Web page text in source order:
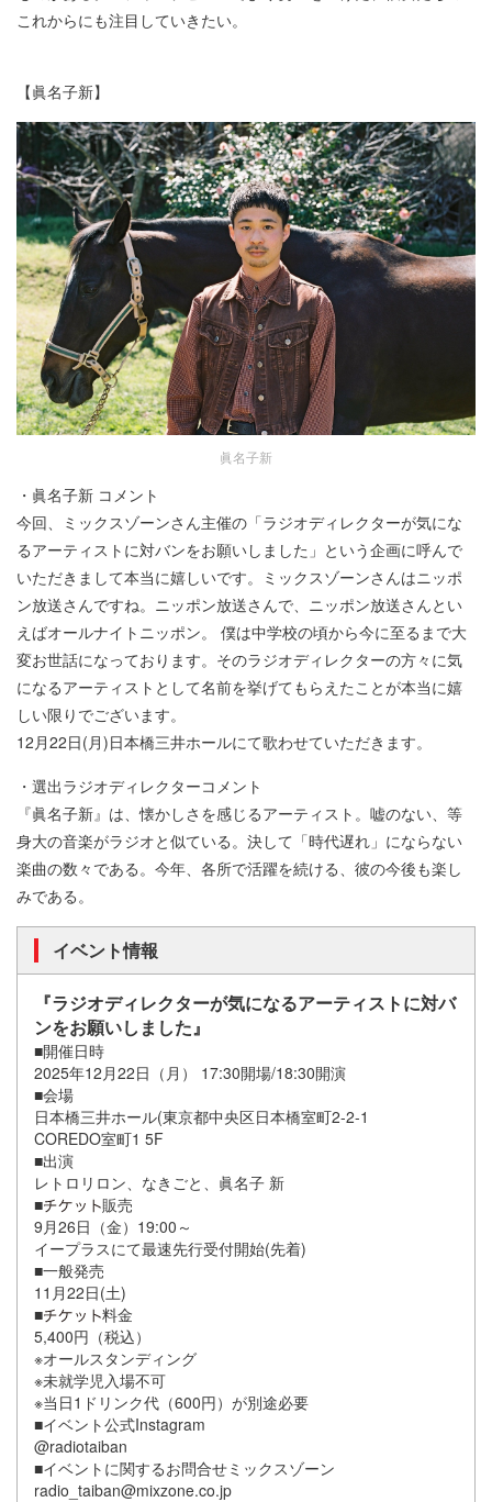
これからにも注目していきたい。
【眞名子新】
眞名子新
・眞名子新 コメント
今回、ミックスゾーンさん主催の「ラジオディレクターが気にな
るアーティストに対バンをお願いしました」という企画に呼んで
いただきまして本当に嬉しいです。ミックスゾーンさんはニッポ
ン放送さんですね。ニッポン放送さんで、ニッポン放送さんとい
えばオールナイトニッポン。 僕は中学校の頃から今に至るまで大
変お世話になっております。そのラジオディレクターの方々に気
になるアーティストとして名前を挙げてもらえたことが本当に嬉
しい限りでございます。
12月22日(月)日本橋三井ホールにて歌わせていただきます。
・選出ラジオディレクターコメント
『眞名子新』は、懐かしさを感じるアーティスト。嘘のない、等
身大の音楽がラジオと似ている。決して「時代遅れ」にならない
楽曲の数々である。今年、各所で活躍を続ける、彼の今後も楽し
みである。
イベント情報
『ラジオディレクターが気になるアーティストに対バ
ンをお願いしました』
■開催日時
2025年12月22日（月） 17:30開場/18:30開演
■会場
日本橋三井ホール(東京都中央区日本橋室町2-2-1
COREDO室町1 5F
■出演
レトロリロン、なきごと、眞名子 新
■
販売
9月26日（金）19:00～
イープラスにて最速先行受付開始(先着)
■一般発売
11月22日(土)
■
料金
5,400円（税込）
※オールスタンディング
※未就学児入場不可
※当日1ドリンク代（600円）が別途必要
■イベント公式Instagram
@radiotaiban
■イベントに関するお問合せミックスゾーン
radio_taiban@mixzone.co.jp